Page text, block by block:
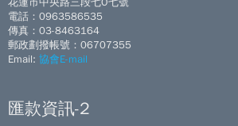
電話：0963586535
傳真：03-8463164
郵政劃撥帳號：06707355
Email: 協會E-mail
匯款資訊-2